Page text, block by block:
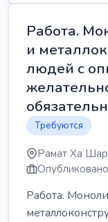
Работа.
и
людей с
Требуются
Рамат Ха
Работа.